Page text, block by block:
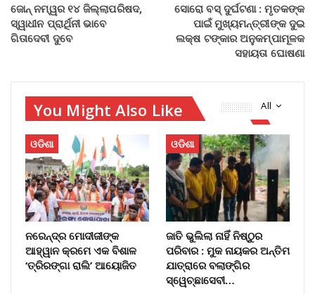
ଜୋନ୍ ନମ୍ୱର ୧୪ ଜିଲ୍ଲାପରିଷଦ,
ସ୍ୱାଧୀନ ପ୍ରାର୍ଥିନୀ ଭାବେ
ଗିତାଦେବୀ ଦୁବେ
ସୋରୋ ବସ୍ ଦୁର୍ଘଟଣା : ମୃତକଙ୍କ
ପାଇଁ ମୁଖ୍ୟମନ୍ତ୍ରୀଙ୍କ ଦୁଇ
ଲକ୍ଷ ଟଙ୍କାର ଅନୁକମ୍ପାମୂଳକ
ସହାୟତା ଘୋଷଣା
All
You Might Also Like
ଓଡିଶା
ନରେନ୍ଦ୍ର ମୋଦୀଜୀଙ୍କ
ଆହ୍ୱାନ କ୍ରମେ ଏକ ବିଶାଳ
‘ତ୍ରିରଙ୍ଗା ରାଲି’ ଆୟୋଜିତ
ଓଡିଶା
​ଜାତି ଭୁଲିଲା ନାହିଁ ନିଷ୍ଠୁର
ପରିବାର : ମୁକ ନାୟକର ଅନ୍ତିମ
ଯାତ୍ରାରେ ବଲାଙ୍ଗିର
ସ୍ୱେଚ୍ଛାସେବୀ…